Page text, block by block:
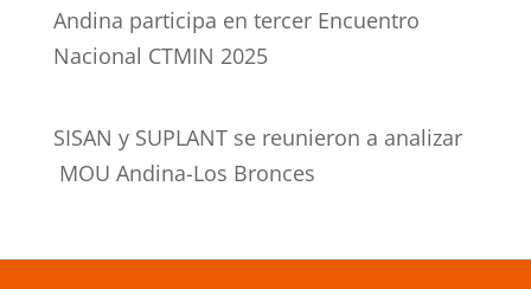
Andina participa en tercer Encuentro
Nacional CTMIN 2025
SISAN y SUPLANT se reunieron a analizar
MOU Andina-Los Bronces